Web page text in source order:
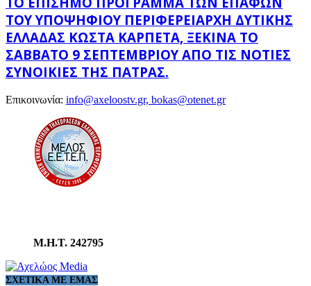
ΤΟΥ ΥΠΟΨΉΦΙΟΥ ΠΕΡΙΦΕΡΕΙΆΡΧΗ ΔΥΤΙΚΉΣ
ΕΛΛΆΔΑΣ ΚΏΣΤΑ ΚΑΡΠΈΤΑ, ΞΕΚΙΝΆ ΤΟ
ΣΆΒΒΑΤΟ 9 ΣΕΠΤΕΜΒΡΊΟΥ ΑΠΌ ΤΙΣ ΝΌΤΙΕΣ
ΣΥΝΟΙΚΊΕΣ ΤΗΣ ΠΆΤΡΑΣ.
Επικοινωνία: info@axeloostv.gr, bokas@otenet.gr
Μ.Η.Τ. 242795
ΣΧΕΤΙΚΆ ΜΕ ΕΜΆΣ